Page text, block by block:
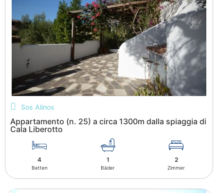
Sos Alinos
Appartamento (n. 25) a circa 1300m dalla spiaggia di
Cala Liberotto
4
Betten
1
Bäder
2
Zimmer